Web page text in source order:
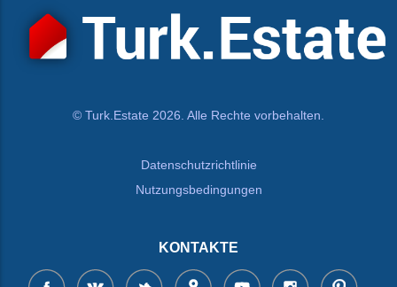
© Turk.Estate 2026. Alle Rechte vorbehalten.
Datenschutzrichtlinie
Nutzungsbedingungen
KONTAKTE